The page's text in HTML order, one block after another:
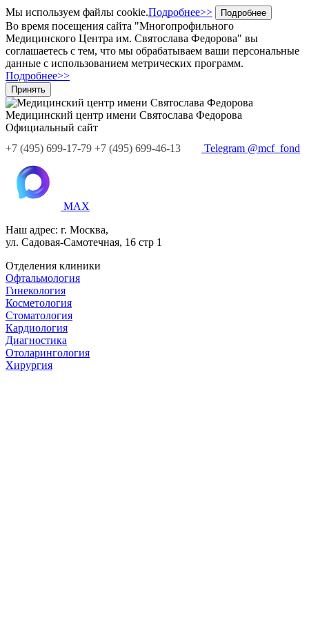
Мы используем файлы cookie.Подробнее>> Подробнее
Во время посещения сайта "Многопрофильного
Медицинского Центра им. Святослава Федорова" вы
соглашаетесь с тем, что мы обрабатываем ваши персональные
данные с использованием метрических программ.
Подробнее>>
Принять
Медицинский центр имени Святослава Федорова
Официальный сайт
+7 (495) 699-17-79 +7 (495) 699-46-13 Telegram @mcf_fond
MAX
Наш адрес: г. Москва,
ул. Садовая-Самотечная, 16 стр 1
Отделения клиники
Офтальмология
Гинекология
Косметология
Стоматология
Кардиология
Диагностика
Отоларингология
Хирургия